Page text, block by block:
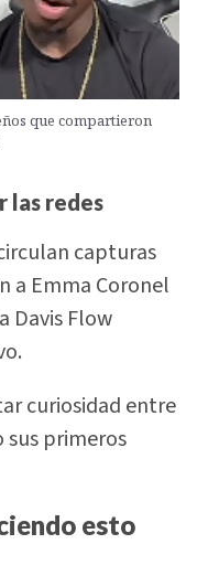
que compartieron
las redes
capturas
a Emma Coronel
Davis Flow
curiosidad entre
sus primeros
esto